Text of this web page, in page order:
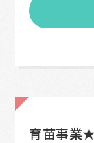
育苗事業